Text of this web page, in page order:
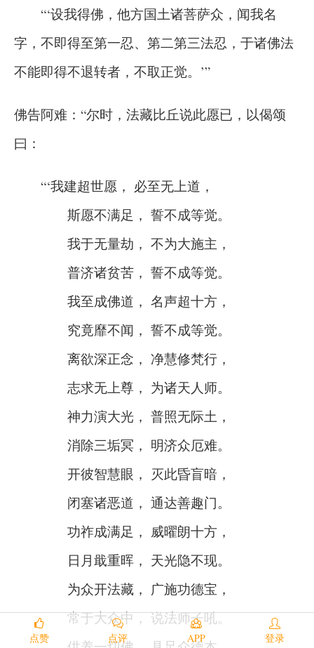
“‘设我得佛，他方国土诸菩萨众，闻我名
字，不即得至第一忍、第二第三法忍，于诸佛法
不能即得不退转者，不取正觉。’”
佛告阿难：“尔时，法藏比丘说此愿已，以偈颂
曰：
“‘我建超世愿， 必至无上道，
斯愿不满足， 誓不成等觉。
我于无量劫， 不为大施主，
普济诸贫苦， 誓不成等觉。
我至成佛道， 名声超十方，
究竟靡不闻， 誓不成等觉。
离欲深正念， 净慧修梵行，
志求无上尊， 为诸天人师。
神力演大光， 普照无际土，
消除三垢冥， 明济众厄难。
开彼智慧眼， 灭此昏盲暗，
闭塞诸恶道， 通达善趣门。
功祚成满足， 威曜朗十方，
日月戢重晖， 天光隐不现。
为众开法藏， 广施功德宝，
常于大众中， 说法师子吼。
点赞 点评 APP 登录